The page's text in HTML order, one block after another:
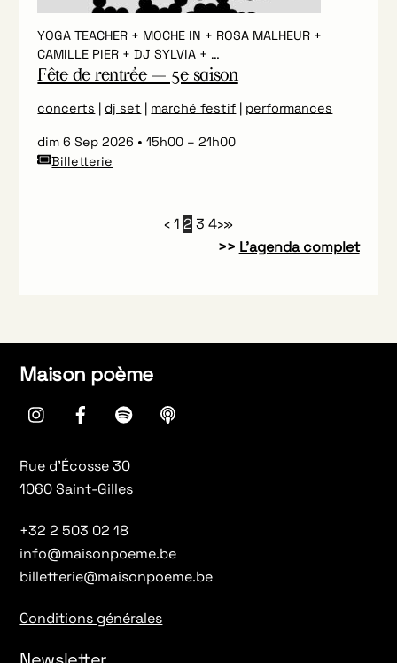
YOGA TEACHER + MOCHE IN + ROSA MALHEUR +
CAMILLE PIER + DJ SYLVIA + …
Fête de rentrée — 5e saison
concerts |dj set | marché festif | performances
dim 6 Sep 2026 15h00 –21h00
Billetterie
‹1 2 3 4›»
>> L’agenda complet
Maison poème
instagramFacebookspotify
Rue d’Écosse 30
1060 Saint-Gilles
+32 2 503 02 18
info@maisonpoeme.be
billetterie@maisonpoeme.be
Conditions générales